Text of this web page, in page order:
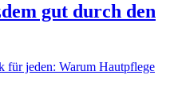
gut durch den